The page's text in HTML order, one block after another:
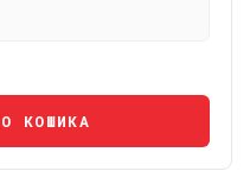
КОШИКА